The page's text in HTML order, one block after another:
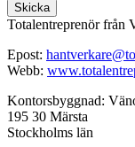
Skicka
Totalentreprenör från
Epost:
Webb:
Kontorsbyggnad:
195 30 Märsta
Stockholms län